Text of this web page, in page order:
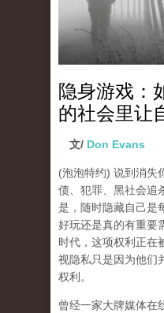
隐身游戏：
的社会里让
文/ Don Evans
(泡泡特约) 说到消失
债、犯罪、黑社会
是，随时隐藏自己是
好玩还是真的有重要
时代，这项权利正在
视隐私只是因为他们
权利。
曾经一家大牌媒体在